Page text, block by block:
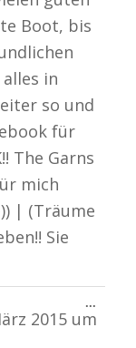
Boot, bis
in
so und
für
The Garns
mich
| (Träume
Sie
2015 um
...
ein-/